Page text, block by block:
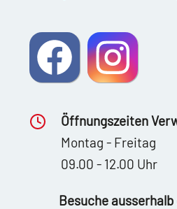
Öffnungszeiten
Montag - Freitag
09.00 - 12.00 Uhr
Besuche ausserhalb